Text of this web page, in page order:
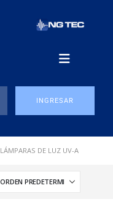
INGRESAR
LÁMPARAS DE LUZ UV-A